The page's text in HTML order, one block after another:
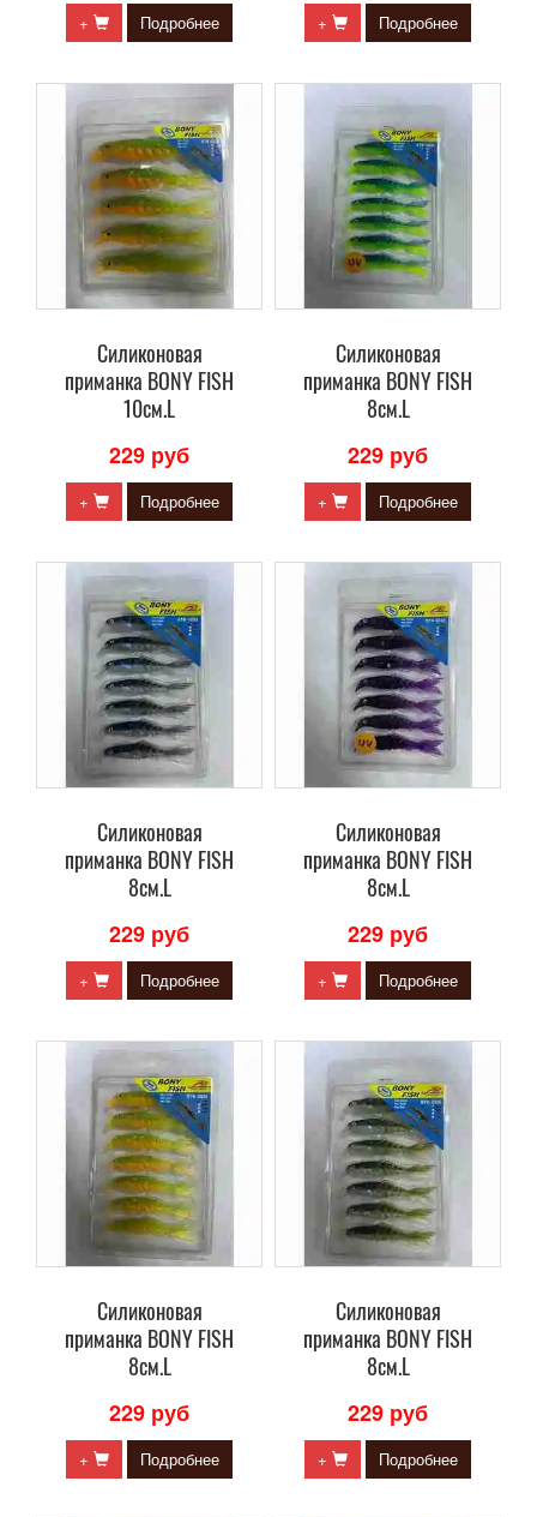
+ Подробнее + Подробнее
Силиконовая
приманка BONY FISH
10см.L
229 руб
+ Подробнее
Силиконовая
приманка BONY FISH
8см.L
229 руб
+ Подробнее
Силиконовая
приманка BONY FISH
8см.L
229 руб
+ Подробнее
Силиконовая
приманка BONY FISH
8см.L
229 руб
+ Подробнее
Силиконовая
приманка BONY FISH
8см.L
229 руб
+ Подробнее
Силиконовая
приманка BONY FISH
8см.L
229 руб
+ Подробнее